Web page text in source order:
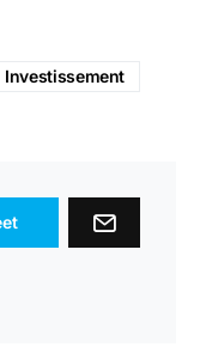
Investissement